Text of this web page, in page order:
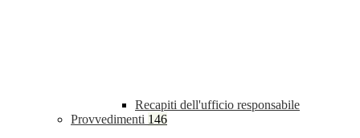
Recapiti dell'ufficio responsabile
Provvedimenti 146